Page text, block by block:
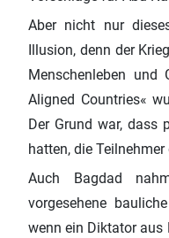
Aber nicht nur
Illusion, denn der
Menschenleben und
Aligned Countries«
Der Grund war, dass
hatten, die
Auch Bagdad
vorgesehene
wenn ein Diktator aus